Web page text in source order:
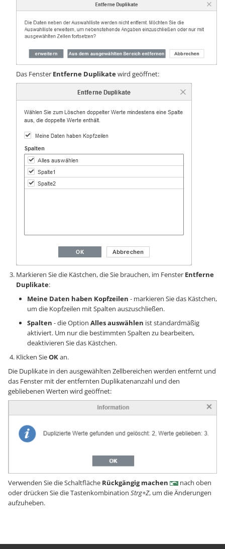
Das Fenster Entferne Duplikatewird geöffnet:
Markieren Sie die Kästchen, die Sie brauchen, im Fenster Entferne
Duplikate:
Meine Daten haben Kopfzeilen - markieren Sie das Kästchen,
um die Kopfzeilen mit Spalten auszuschließen.
Spalten - die Option Alles auswählen ist standardmäßig
aktiviert. Um nur die bestimmten Spalten zu bearbeiten,
deaktivieren Sie das Kästchen.
Klicken SieOKan.
Die Duplikate in den ausgewählten Zellbereichen werden entfernt und
das Fenster mit der entfernten Duplikatenanzahl und den
gebliebenen Werten wird geöffnet:
Verwenden Sie die Schaltfläche Rückgängig machen
nach oben
oder drücken Sie die Tastenkombination Strg+Z, um die Änderungen
aufzuheben.